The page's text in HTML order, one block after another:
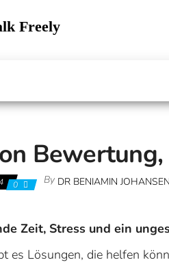
Freely
0 By DR BENIAMIN
Zeit, Stress und ein
es Lösungen, die helfen